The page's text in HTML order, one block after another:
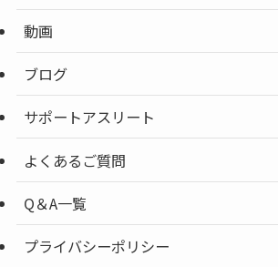
動画
ブログ
サポートアスリート
よくあるご質問
Q＆A一覧
プライバシーポリシー